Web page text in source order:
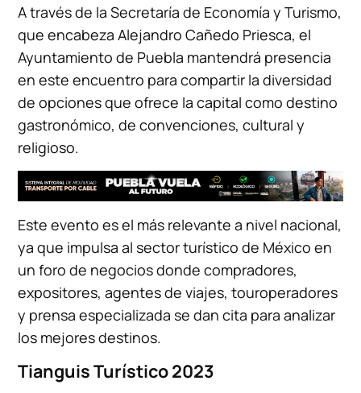
A través de la Secretaría de Economía y Turismo,
que encabeza Alejandro Cañedo Priesca, el
Ayuntamiento de Puebla mantendrá presencia
en este encuentro para compartir la diversidad
de opciones que ofrece la capital como destino
gastronómico, de convenciones, cultural y
religioso.
Este evento es el más relevante a nivel nacional,
ya que impulsa al sector turístico de México en
un foro de negocios donde compradores,
expositores, agentes de viajes, touroperadores
y prensa especializada se dan cita para analizar
los mejores destinos.
Tianguis Turístico 2023